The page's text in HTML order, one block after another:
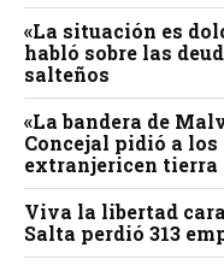
«La situación es
habló sobre las
salteños
«La bandera de
Concejal pidió a los
extranjericen tierra
Viva la libertad
Salta perdió 313